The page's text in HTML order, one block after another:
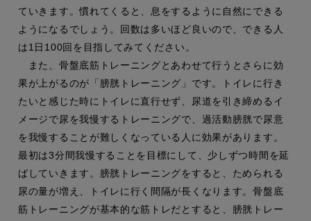
ていきます。慣れてくると、息をするように自然にできる
ようになるでしょう。回数は多いほど良いので、できる人
は1日100回を目指してみてください。
また、骨盤底筋トレーニングとあわせて行うとさらに効
果が上がるのが「膀胱トレーニング」です。トイレに行き
たいと感じた時にトイレに直行せず、尿道を引き締めるイ
メージで尿を我慢するトレーニングで、過活動膀胱で尿意
を我慢することが難しくなっている人に効果があります。
最初は3分間我慢することを目標にして、少しずつ時間を延
ばしていきます。膀胱トレーニングをすると、ためられる
尿の量が増え、トイレに行く間隔が長くなります。骨盤底
筋トレーニングが基本的な筋トレだとすると、膀胱トレー